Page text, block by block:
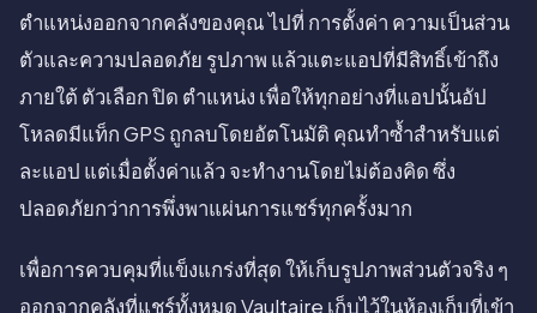
ตำแหน่งออกจากคลังของคุณ ไปที่ การตั้งค่า ความเป็นส่วน
ตัวและความปลอดภัย รูปภาพ แล้วแตะแอปที่มีสิทธิ์เข้าถึง
ภายใต้ ตัวเลือก ปิด ตำแหน่ง เพื่อให้ทุกอย่างที่แอปนั้นอัป
โหลดมีแท็ก GPS ถูกลบโดยอัตโนมัติ คุณทำซ้ำสำหรับแต่
ละแอป แต่เมื่อตั้งค่าแล้ว จะทำงานโดยไม่ต้องคิด ซึ่ง
ปลอดภัยกว่าการพึ่งพาแผ่นการแชร์ทุกครั้งมาก
เพื่อการควบคุมที่แข็งแกร่งที่สุด ให้เก็บรูปภาพส่วนตัวจริง ๆ
ออกจากคลังที่แชร์ทั้งหมด Vaultaire เก็บไว้ในห้องเก็บที่เข้า